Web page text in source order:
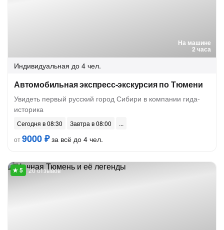
На машине
2 часа
Индивидуальная до 4 чел.
Автомобильная экспресс-экскурсия по Тюмени
Увидеть первый русский город Сибири в компании гида-
историка
Сегодня в 08:30
Завтра в 08:00
от9000 ₽за всё до 4 чел.
20 отзывов